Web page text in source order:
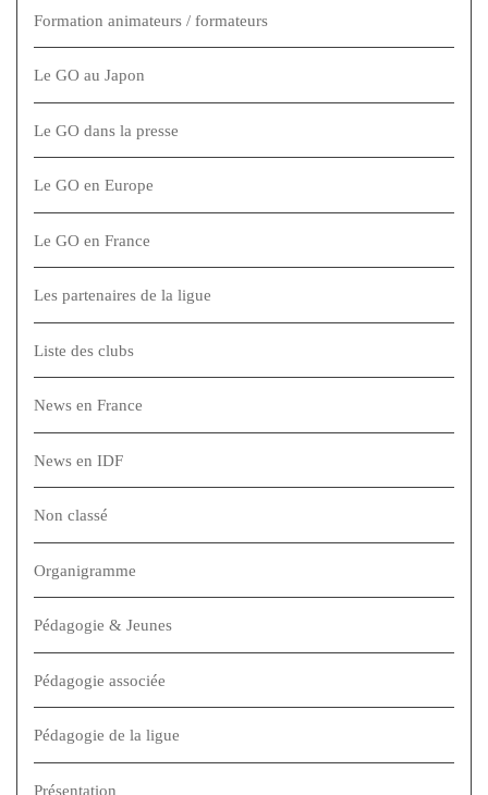
Formation animateurs / formateurs
Le GO au Japon
Le GO dans la presse
Le GO en Europe
Le GO en France
Les partenaires de la ligue
Liste des clubs
News en France
News en IDF
Non classé
Organigramme
Pédagogie & Jeunes
Pédagogie associée
Pédagogie de la ligue
Présentation